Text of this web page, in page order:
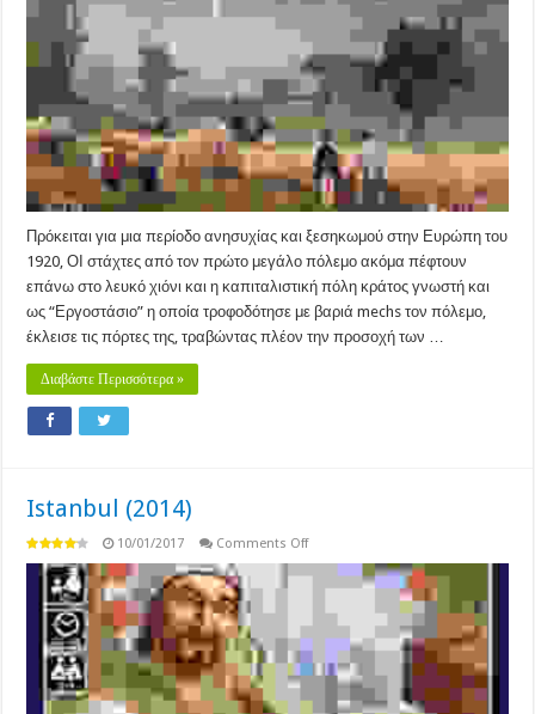
Πρόκειται για μια περίοδο ανησυχίας και ξεσηκωμού στην Ευρώπη του
1920, ΟΙ στάχτες από τον πρώτο μεγάλο πόλεμο ακόμα πέφτουν
επάνω στο λευκό χιόνι και η καπιταλιστική πόλη κράτος γνωστή και
ως “Εργοστάσιο” η οποία τροφοδότησε με βαριά mechs τον πόλεμο,
έκλεισε τις πόρτες της, τραβώντας πλέον την προσοχή των …
Διαβάστε Περισσότερα »
Istanbul (2014)
10/01/2017 Comments Offon
(2014)